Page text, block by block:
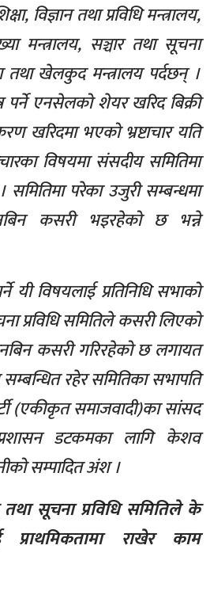
विज्ञान तथा प्रविधि मन्त्रालय,
मन्त्रालय, सञ्चार तथा सूचना
तथा खेलकुद मन्त्रालय पर्दछन् ।
पर्ने एनसेलको शेयर खरिद बिक्री
खरिदमा भएको भ्रष्टाचार यति
विषयमा संसदीय समितिमा
परेका उजुरी सम्बन्धमा
कसरी भइरहेको छ भन्ने
यी विषयलाई प्रतिनिधि सभाको
प्रविधि समितिले कसरी लिएको
कसरी गरिरहेको छ लगायत
रहेर समितिका सभापति
(एकीकृत समाजवादी)का सांसद
डटकमका लागि केशव
सम्पादित अंश ।
तथा सूचना प्रविधि समितिले के
प्राथमिकतामा राखेर काम